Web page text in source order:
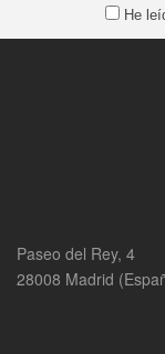
He
Paseo del Rey, 4
28008 Madrid